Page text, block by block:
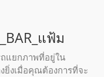
แฟ้ม
แยกภาพที่อยู่ใน
ยิ่งเมื่อคุณต้องการที่จะ